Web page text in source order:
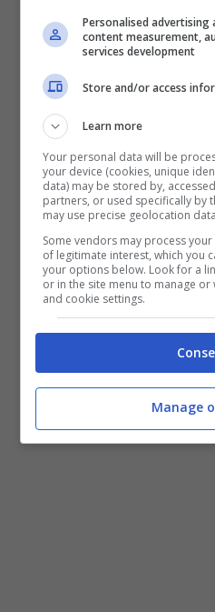
Viene dimessa
un’ambulanza
Napoli, scandalo
ambulanze: 1000
un mezzo
Il video è diventato
ha ricevuto una dura
dirigenza dell’ospedale
ha intanto aperto un
sul decesso ripreso con
Personalised
content measurement,
services development
Store and/or access
Learn more
Your personal data will be
your device (cookies, unique
data) may be stored by,
partners, or used specifically by
may use precise geolocation
Some vendors may process
of legitimate interest, which you
your options below. Look for a
or in the site menu to manage
and cookie settings.
Manage